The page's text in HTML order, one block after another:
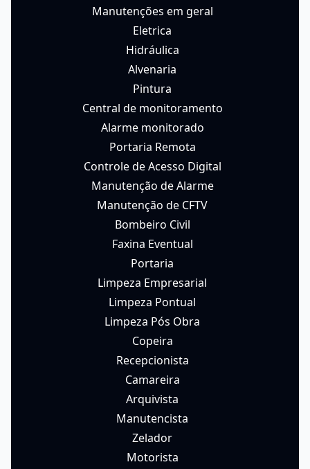
Manutenções em geral
Eletrica
Hidráulica
Alvenaria
Pintura
Central de monitoramento
Alarme monitorado
Portaria Remota
Controle de Acesso Digital
Manutenção de Alarme
Manutenção de CFTV
Bombeiro Civil
Faxina Eventual
Portaria
Limpeza Empresarial
Limpeza Pontual
Limpeza Pós Obra
Copeira
Recepcionista
Camareira
Arquivista
Manutencista
Zelador
Motorista